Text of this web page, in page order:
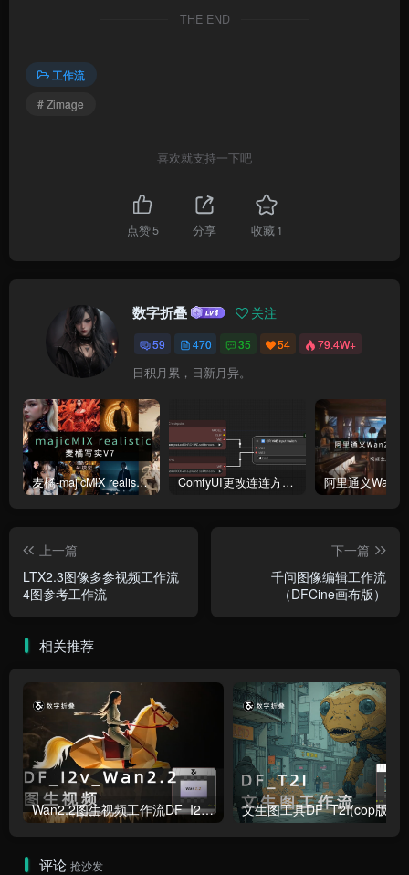
THE END
工作流
# Zimage
喜欢就支持一下吧
点赞5 分享 收藏1
数字折叠 关注
59 470 35 54 79.4W+
日积月累，日新月异。
麦橘-majicMlX realistic 麦橘写实V7模型 ComfyUI更改连连方式为直线连接
上一篇
LTX2.3图像多参视频工作流
4图参考工作流
下一篇
千问图像编辑工作流
（DFCine画布版）
相关推荐
Wan2.2图生视频工作流DF_I2v_Wan2.2 文生图工具DF_T2I(cop版本)
评论 抢沙发